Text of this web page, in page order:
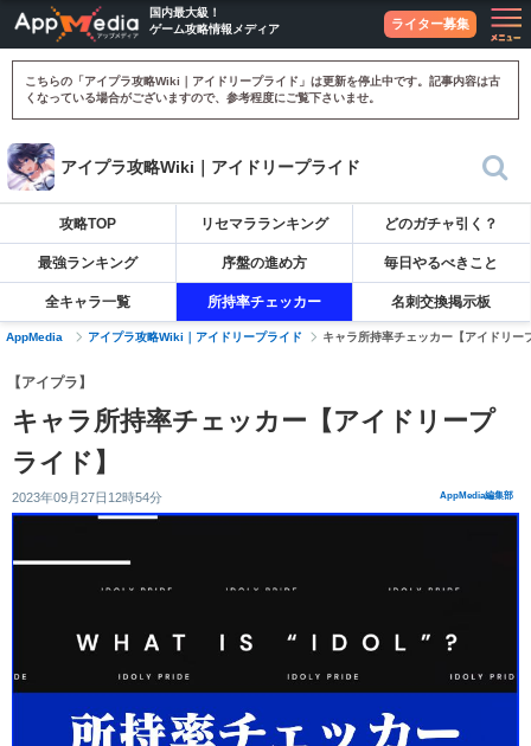
国内最大級！
ゲーム攻略情報メディア
ライター募集
こちらの「アイプラ攻略Wiki｜アイドリープライド」は更新を停止中です。記事内容は古
くなっている場合がございますので、参考程度にご覧下さいませ。
アイプラ攻略Wiki｜アイドリープライド
攻略TOP リセマラランキング どのガチャ引く？
最強ランキング 序盤の進め方 毎日やるべきこと
全キャラ一覧 所持率チェッカー 名刺交換掲示板
AppMedia アイプラ攻略Wiki｜アイドリープライド キャラ所持率チェッカー【アイドリー
【アイプラ】
キャラ所持率チェッカー【アイドリープ
ライド】
2023年09月27日12時54分 AppMedia編集部